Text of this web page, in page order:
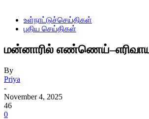
உள்நாட்டுச்செய்திகள்
புதிய செய்திகள்
மன்னாரில்
By
Priya
-
November 4, 2025
46
0